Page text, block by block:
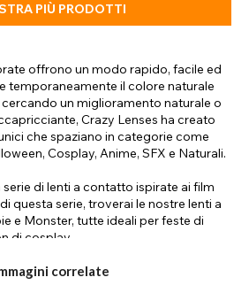
PIÙ PRODOTTI
offrono un modo rapido, facile ed
temporaneamente il colore naturale
un miglioramento naturale o
Crazy Lenses ha creato
che spaziano in categorie come
Cosplay, Anime, SFX e Naturali.
di lenti a contatto ispirate ai film
questa serie, troverai le nostre lenti a
e Monster, tutte ideali per feste di
di cosplay.
gamma di colori vivaci, come le
correlate